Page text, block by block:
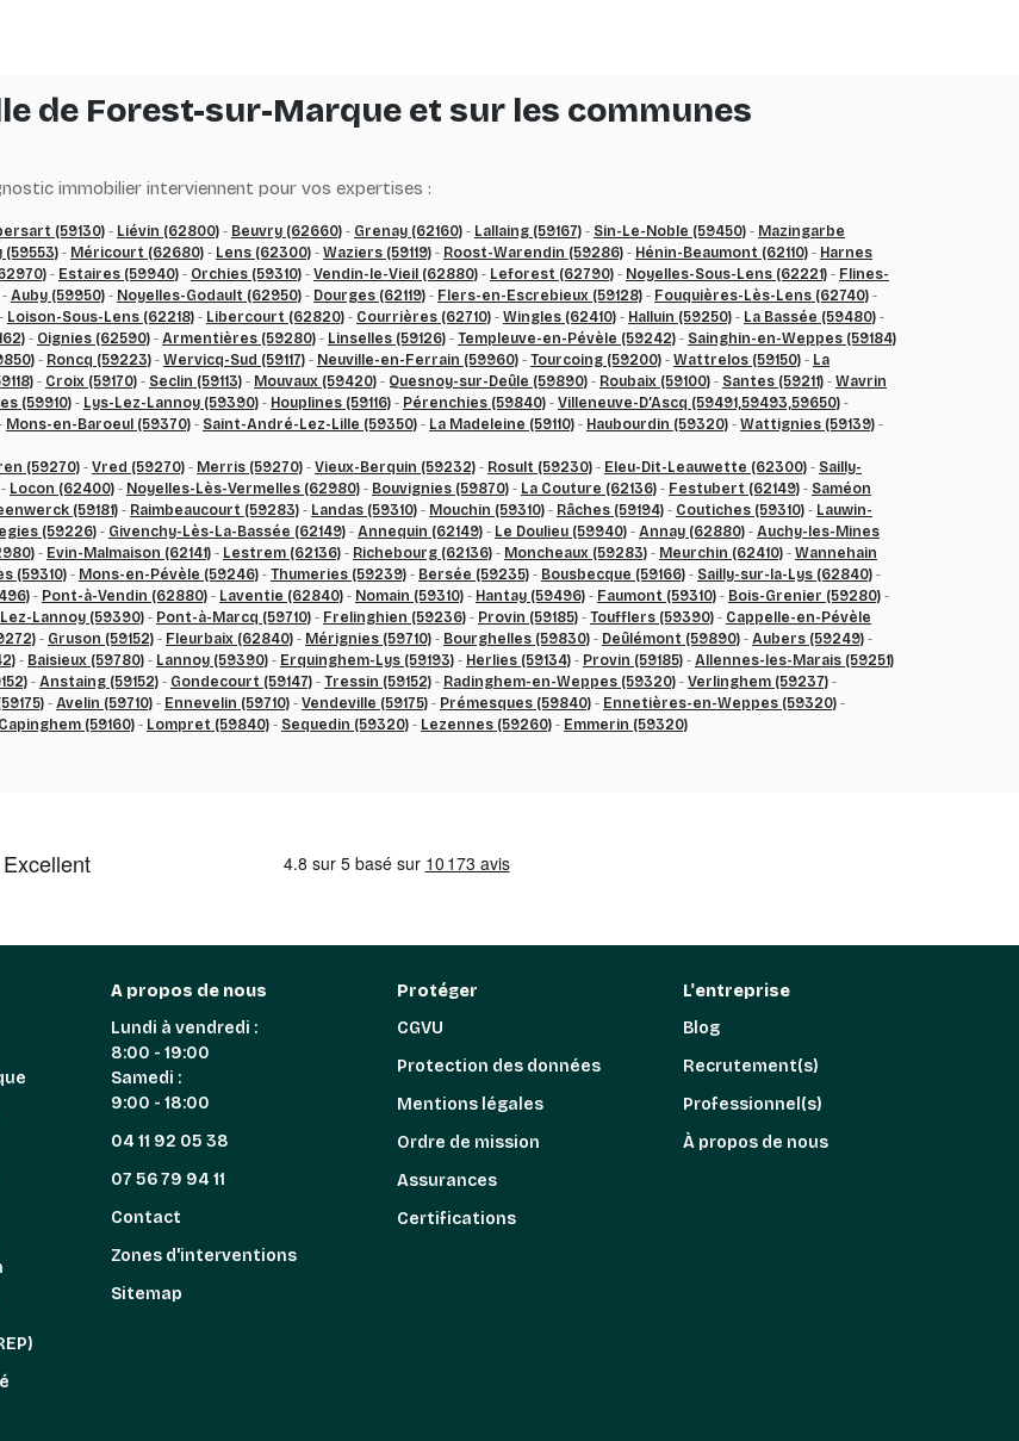
de Forest-sur-Marque et sur les communes
immobilier interviennent pour vos expertises :
(59130) - Liévin (62800) - Beuvry (62660) - Grenay (62160) - Lallaing (59167) - Sin-Le-Noble (59450) - Mazingarbe
(59553) - Méricourt (62680) - Lens (62300) - Waziers (59119) - Roost-Warendin (59286) - Hénin-Beaumont (62110) - Harnes
- Estaires (59940) - Orchies (59310) - Vendin-le-Vieil (62880) - Leforest (62790) - Noyelles-Sous-Lens (62221) - Flines-
- Auby (59950) - Noyelles-Godault (62950) - Dourges (62119) - Flers-en-Escrebieux (59128) - Fouquières-Lès-Lens (62740) -
- Loison-Sous-Lens (62218) - Libercourt (62820) - Courrières (62710) - Wingles (62410) - Halluin (59250) - La Bassée (59480) -
- Oignies (62590) - Armentières (59280) - Linselles (59126) - Templeuve-en-Pévèle (59242) - Sainghin-en-Weppes (59184)
- Roncq (59223) - Wervicq-Sud (59117) - Neuville-en-Ferrain (59960) - Tourcoing (59200) - Wattrelos (59150) - La
- Croix (59170) - Seclin (59113) - Mouvaux (59420) - Quesnoy-sur-Deûle (59890) - Roubaix (59100) - Santes (59211) - Wavrin
(59910) - Lys-Lez-Lannoy (59390) - Houplines (59116) - Pérenchies (59840) - Villeneuve-D’Ascq (59491,59493,59650) -
Mons-en-Baroeul (59370) - Saint-André-Lez-Lille (59350) - La Madeleine (59110) - Haubourdin (59320) - Wattignies (59139) -
(59270) - Vred (59270) - Merris (59270) - Vieux-Berquin (59232) - Rosult (59230) - Eleu-Dit-Leauwette (62300) - Sailly-
- Locon (62400) - Noyelles-Lès-Vermelles (62980) - Bouvignies (59870) - La Couture (62136) - Festubert (62149) - Saméon
(59181) - Raimbeaucourt (59283) - Landas (59310) - Mouchin (59310) - Râches (59194) - Coutiches (59310) - Lauwin-
(59226) - Givenchy-Lès-La-Bassée (62149) - Annequin (62149) - Le Doulieu (59940) - Annay (62880) - Auchy-les-Mines
- Evin-Malmaison (62141) - Lestrem (62136) - Richebourg (62136) - Moncheaux (59283) - Meurchin (62410) - Wannehain
(59310) - Mons-en-Pévèle (59246) - Thumeries (59239) - Bersée (59235) - Bousbecque (59166) - Sailly-sur-la-Lys (62840) -
- Pont-à-Vendin (62880) - Laventie (62840) - Nomain (59310) - Hantay (59496) - Faumont (59310) - Bois-Grenier (59280) -
Lannoy (59390) - Pont-à-Marcq (59710) - Frelinghien (59236) - Provin (59185) - Toufflers (59390) - Cappelle-en-Pévèle
- Gruson (59152) - Fleurbaix (62840) - Mérignies (59710) - Bourghelles (59830) - Deûlémont (59890) - Aubers (59249) -
- Baisieux (59780) - Lannoy (59390) - Erquinghem-Lys (59193) - Herlies (59134) - Provin (59185) - Allennes-les-Marais (59251)
- Anstaing (59152) - Gondecourt (59147) - Tressin (59152) - Radinghem-en-Weppes (59320) - Verlinghem (59237) -
- Avelin (59710) - Ennevelin (59710) - Vendeville (59175) - Prémesques (59840) - Ennetières-en-Weppes (59320) -
Capinghem (59160) - Lompret (59840) - Sequedin (59320) - Lezennes (59260) - Emmerin (59320)
A propos de nous
Lundi à vendredi :
8:00 - 19:00
Samedi :
9:00 - 18:00
04 11 92 05 38
07 56 79 94 11
Contact
Zones d'interventions
Sitemap
Protéger
CGVU
Protection des données
Mentions légales
Ordre de mission
Assurances
Certifications
L'entreprise
Blog
Recrutement(s)
Professionnel(s)
À propos de nous
de suivi